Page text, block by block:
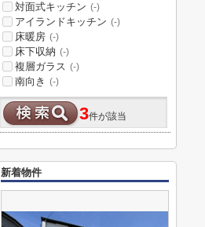
対面式キッチン (-)
アイランドキッチン (-)
床暖房 (-)
床下収納 (-)
複層ガラス (-)
南向き (-)
3件が該当
新着物件